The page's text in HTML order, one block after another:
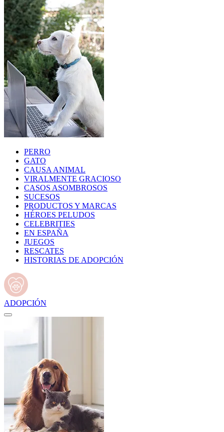
PERRO
GATO
CAUSA ANIMAL
VIRALMENTE GRACIOSO
CASOS ASOMBROSOS
SUCESOS
PRODUCTOS Y MARCAS
HÉROES PELUDOS
CELEBRITIES
EN ESPAÑA
JUEGOS
RESCATES
HISTORIAS DE ADOPCIÓN
ADOPCIÓN